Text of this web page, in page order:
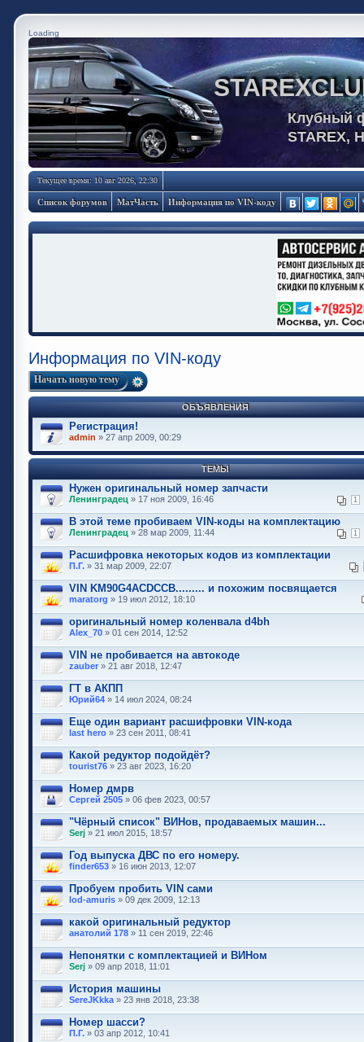
Loading
Клубный
STAREX,
Текущее время: 10 авг 2026, 22:30
Список форумов МатЧасть Информация по VIN-коду
Информация по VIN-коду
Начать новую тему
ОБЪЯВЛЕНИЯ
Регистрация!
admin » 27 апр 2009, 00:29
ТЕМЫ
Нужен оригинальный номер запчасти
1
Ленинградец » 17 ноя 2009, 16:46
В этой теме пробиваем VIN-коды на комплектацию
1
Ленинградец » 28 мар 2009, 11:44
Расшифровка некоторых кодов из комплектации
П.Г. » 31 мар 2009, 22:07
VIN KM90G4ACDCCB......... и похожим посвящается
maratorg » 19 июл 2012, 18:10
оригинальный номер коленвала d4bh
Alex_70 » 01 сен 2014, 12:52
VIN не пробивается на автокоде
zauber » 21 авг 2018, 12:47
ГТ в АКПП
Юрий64 » 14 июл 2024, 08:24
Еще один вариант расшифровки VIN-кода
last hero » 23 сен 2011, 08:41
Какой редуктор подойдёт?
tourist76 » 23 авг 2023, 16:20
Номер дмрв
Сергей 2505 » 06 фев 2023, 00:57
"Чёрный список" ВИНов, продаваемых машин...
Serj » 21 июл 2015, 18:57
Год выпуска ДВС по его номеру.
finder653 » 16 июн 2013, 12:07
Пробуем пробить VIN сами
lod-amuris » 09 дек 2009, 12:13
какой оригинальный редуктор
анатолий 178 » 11 сен 2019, 22:46
Непонятки с комплектацией и ВИНом
Serj » 09 апр 2018, 11:01
История машины
SereJKkka » 23 янв 2018, 23:38
Номер шасси?
П.Г. » 03 апр 2012, 10:41